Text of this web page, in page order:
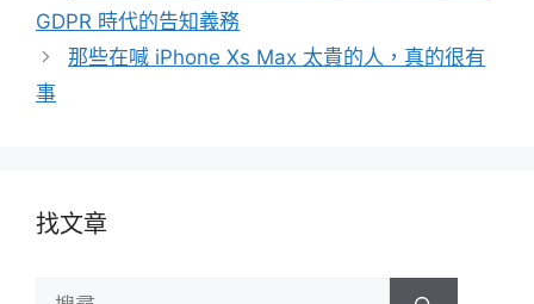
GDPR 時代的告知義務
那些在喊 iPhone Xs Max 太貴的人，真的很有
事
找文章